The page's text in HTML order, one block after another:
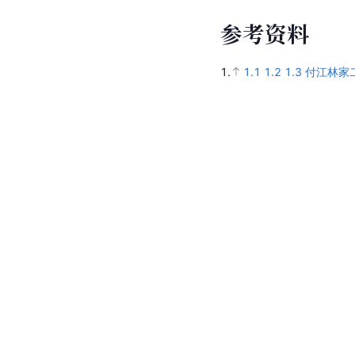
参考资料
1. 1.1 1.2 1.3 付江林家